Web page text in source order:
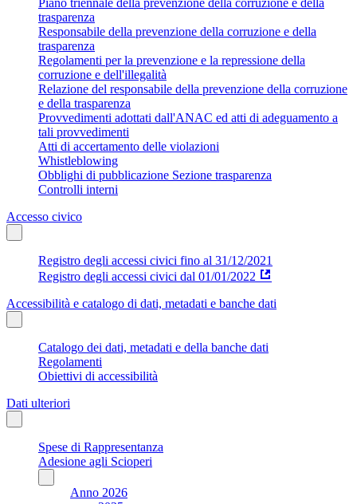
trasparenza
Responsabile della prevenzione della corruzione e della
trasparenza
Regolamenti per la prevenzione e la repressione della
corruzione e dell'illegalità
Relazione del responsabile della prevenzione della corruzione
e della trasparenza
Provvedimenti adottati dall'ANAC ed atti di adeguamento a
tali provvedimenti
Atti di accertamento delle violazioni
Whistleblowing
Obblighi di pubblicazione Sezione trasparenza
Controlli interni
Accesso civico
Registro degli accessi civici fino al 31/12/2021
Registro degli accessi civici dal 01/01/2022
Accessibilità e catalogo di dati, metadati e banche dati
Catalogo dei dati, metadati e della banche dati
Regolamenti
Obiettivi di accessibilità
Dati ulteriori
Spese di Rappresentanza
Adesione agli Scioperi
Anno 2026